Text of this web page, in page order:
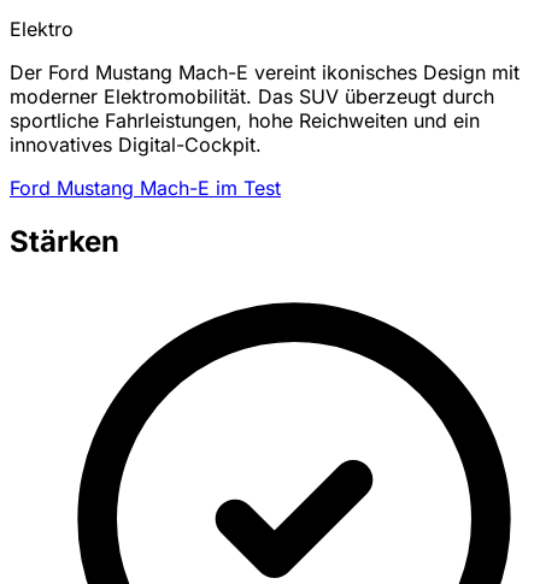
Elektro
Der Ford Mustang Mach-E vereint ikonisches Design mit
moderner Elektromobilität. Das SUV überzeugt durch
sportliche Fahrleistungen, hohe Reichweiten und ein
innovatives Digital-Cockpit.
Ford Mustang Mach-E im Test
Stärken